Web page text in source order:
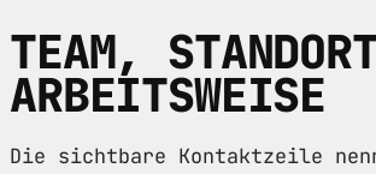
TEAM,
ARBEITSWEISE
Die sichtbare Kontaktzeile